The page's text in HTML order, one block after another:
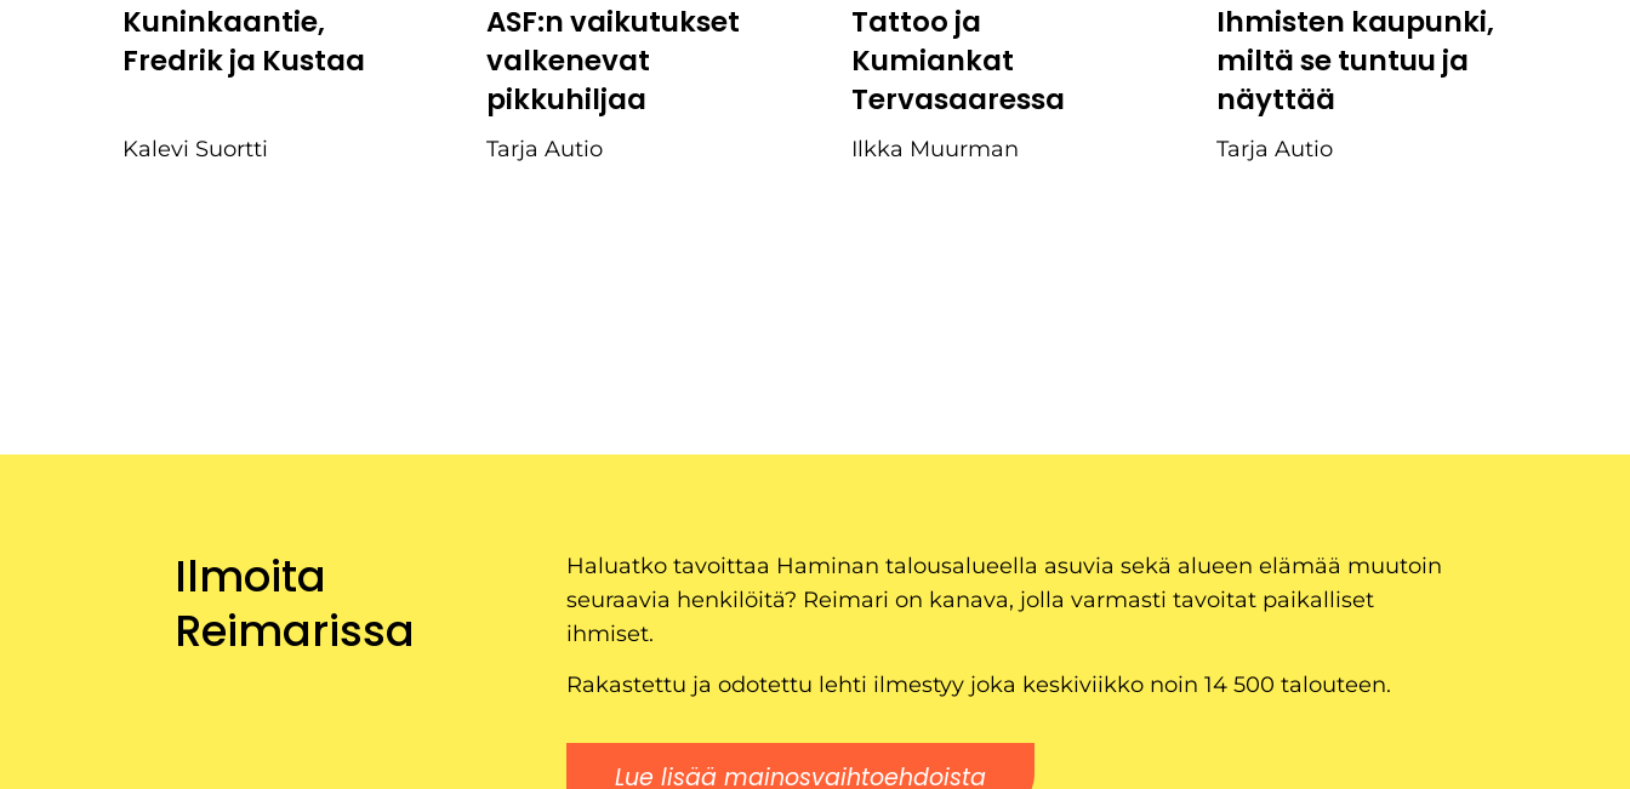
Kuninkaantie,
Fredrik ja Kustaa
Kalevi Suortti
ASF:n vaikutukset
valkenevat
pikkuhiljaa
Tarja Autio
Tattoo ja
Kumiankat
Tervasaaressa
Ilkka Muurman
Ihmisten kaupunki,
miltä se tuntuu ja
näyttää
Tarja Autio
Ilmoita
Reimarissa
Haluatko tavoittaa Haminan talousalueella asuvia sekä alueen elämää muutoin
seuraavia henkilöitä? Reimari on kanava, jolla varmasti tavoitat paikalliset
ihmiset.
Rakastettu ja odotettu lehti ilmestyy joka keskiviikko noin 14 500 talouteen.
Lue lisää mainosvaihtoehdoista